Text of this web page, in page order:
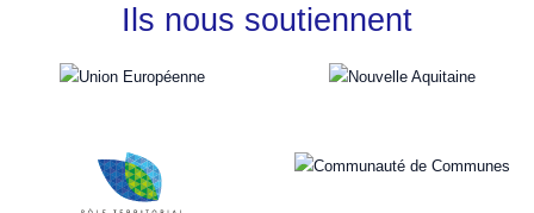
Ils nous soutiennent